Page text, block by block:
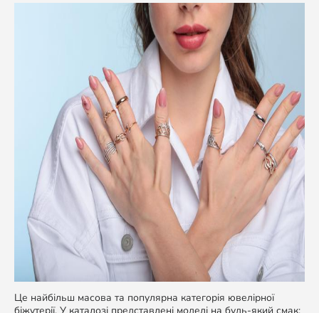
Це найбільш масова та популярна категорія ювелірної